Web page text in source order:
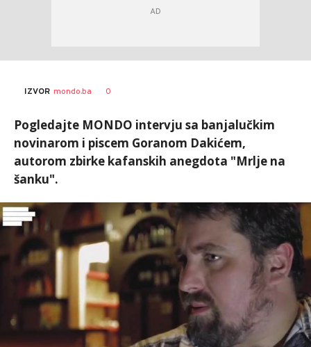
AUTORIStanić
Ševčuk
IZVOR mondo.ba 0
Pogledajte MONDO intervju sa banjalučkim
novinarom i piscem Goranom Dakićem,
autorom zbirke kafanskih anegdota "Mrlje na
šanku".